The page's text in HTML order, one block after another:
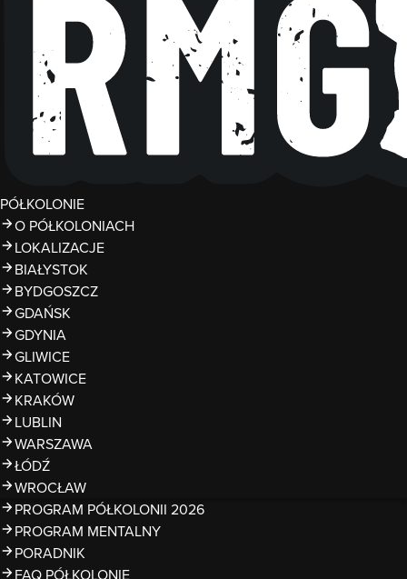
PÓŁKOLONIE
O PÓŁKOLONIACH
LOKALIZACJE
BIAŁYSTOK
BYDGOSZCZ
GDAŃSK
GDYNIA
GLIWICE
KATOWICE
KRAKÓW
LUBLIN
WARSZAWA
ŁÓDŹ
WROCŁAW
PROGRAM PÓŁKOLONII 2026
PROGRAM MENTALNY
PORADNIK
FAQ PÓŁKOLONIE